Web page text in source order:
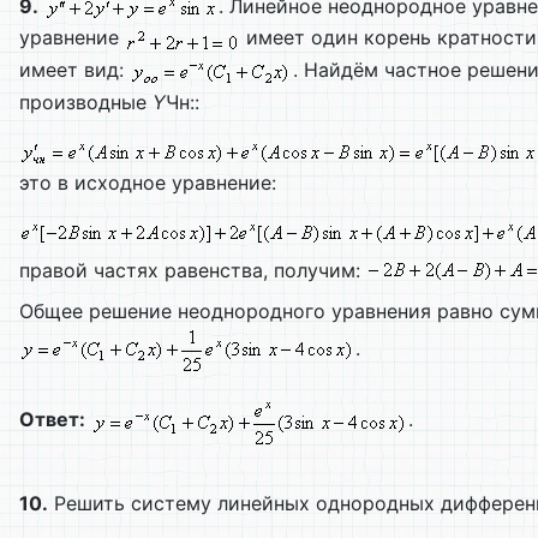
9.
. Линейное неоднородное
уравнение
имеет один корень
имеет вид:
. Найдём частное
производные YЧн::
это в исходное уравнение:
правой частях равенства, получим:
Общее решение неоднородного уравнения равно
.
Ответ: .
10. Решить систему линейных однородных